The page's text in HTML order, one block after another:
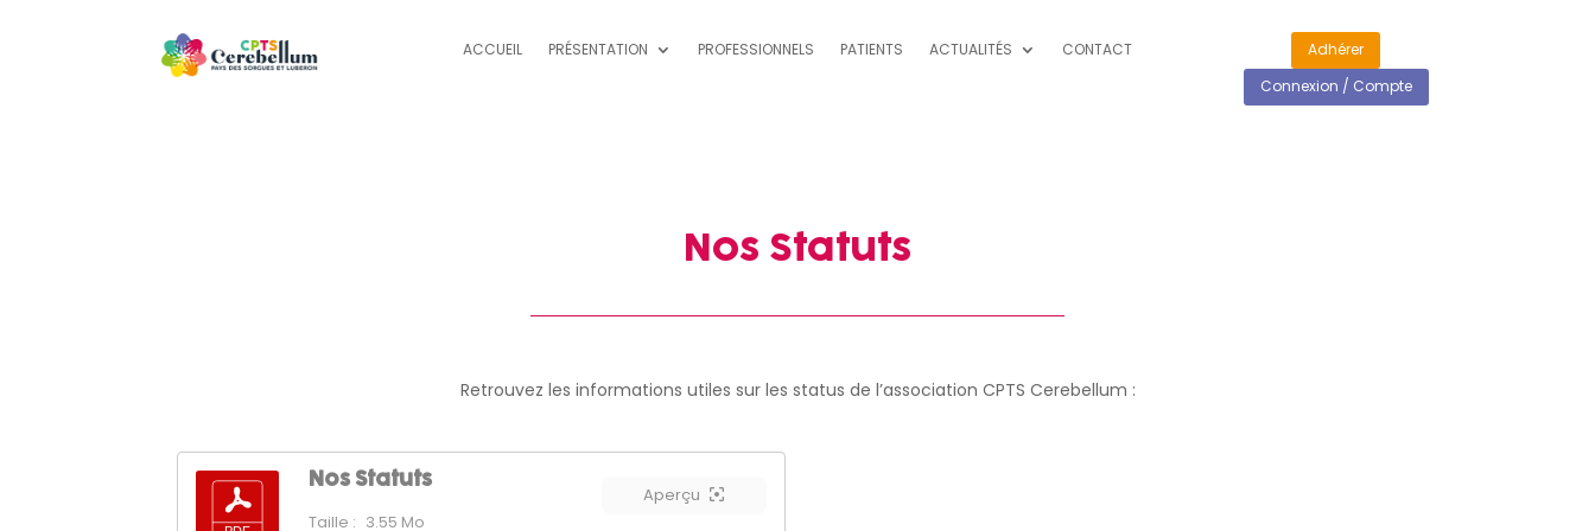
ACCUEIL PRÉSENTATION PROFESSIONNELS PATIENTS ACTUALITÉS CONTACT
Adhérer
Connexion / Compte
Nos Statuts
Retrouvez les informations utiles sur les status de l’association CPTS Cerebellum :
Nos Statuts
Taille : 3.55 Mo
Aperçu